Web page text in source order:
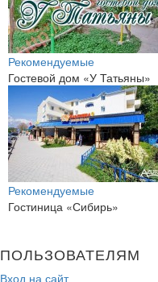
Рекомендуемые
Гостевой дом «У Татьяны»
Рекомендуемые
Гостиница «Сибирь»
ПОЛЬЗОВАТЕЛЯМ
Вход на сайт